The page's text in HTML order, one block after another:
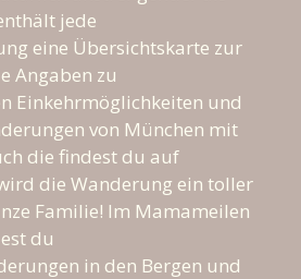
jede
eine Übersichtskarte zur
Angaben zu
Einkehrmöglichkeiten und
von München mit
die findest du auf
die Wanderung ein toller
Familie! Im Mamameilen
du
in den Bergen und